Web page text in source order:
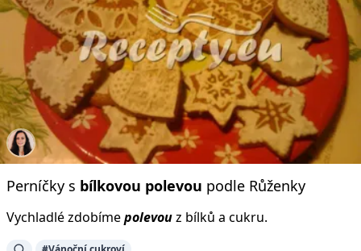
Perníčky s bílkovou polevou podle Růženky
Vychladlé zdobímepolevouz bílků a cukru.